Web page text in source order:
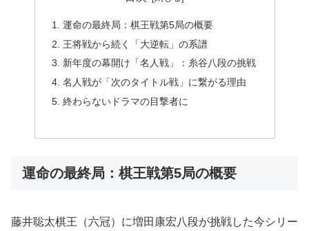
運命の最終局：棋王戦第5局の概要
王将戦から続く「大逆転」の系譜
新年度の幕開け「名人戦」：糸谷八段の挑戦
名人戦が「次のタイトル戦」に繋がる理由
終わらないドラマの目撃者に
運命の最終局：棋王戦第5局の概要
藤井聡太棋王（六冠）に増田康宏八段が挑戦した今シリー